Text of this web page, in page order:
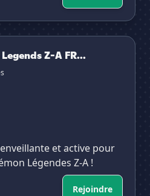
(non officiel)
Z-A FR...
et active pour
Légendes Z-A !
Rejoindre